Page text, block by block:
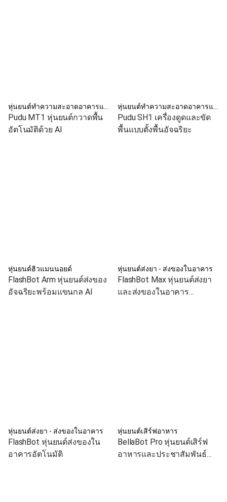
Pudu MT1 หุ่นยนต์กวาดพื้น
อัตโนมัติด้วย AI
Pudu SH1 เครื่องดูดและขัด
พื้นแบบตั้งพื้นอัจฉริยะ
หุ่นยนต์ฮิวแมนนอยด์
FlashBot Arm หุ่นยนต์ส่งของ
อัจฉริยะพร้อมแขนกล AI
หุ่นยนต์ส่งยา - ส่งของในอาคาร
FlashBot Max หุ่นยนต์ส่งยา
และส่งของในอาคาร
หุ่นยนต์ส่งยา - ส่งของในอาคาร
FlashBot หุ่นยนต์ส่งของใน
อาคารอัตโนมัติ
หุ่นยนต์เสิร์ฟอาหาร
BellaBot Pro หุ่นยนต์เสิร์ฟ
อาหารและประชาสัมพันธ์